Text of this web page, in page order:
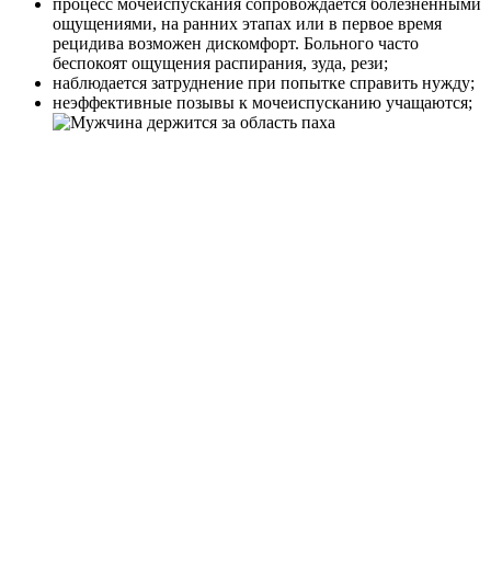
ощущениями, на ранних этапах или в первое время
рецидива возможен дискомфорт. Больного часто
беспокоят ощущения распирания, зуда, рези;
наблюдается затруднение при попытке справить нужду;
неэффективные позывы к мочеиспусканию учащаются;